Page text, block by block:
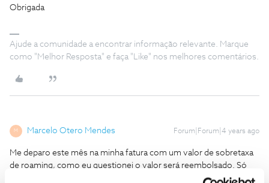
Obrigada
Ajude a comunidade a encontrar informação relevante. Marque
como "Melhor Resposta" e faça "Like" nos melhores comentários.
M Marcelo Otero Mendes Forum|Forum|4 years ago
Me deparo este mês na minha fatura com um valor de sobretaxa
de roaming, como eu questionei o valor será reembolsado. Só
que meu marido trabalha no estrangeiro, e esta alteração no